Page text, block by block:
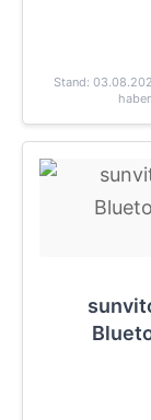
Stand: